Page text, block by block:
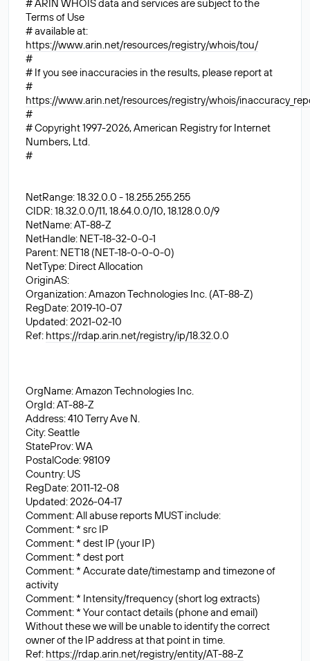
# ARIN WHOIS data and services are subject to the
Terms of Use
# available at:
https://www.arin.net/resources/registry/whois/tou/
#
# If you see inaccuracies in the results, please report at
#
https://www.arin.net/resources/registry/whois/
#
# Copyright 1997-2026, American Registry for Internet
Numbers, Ltd.
#
NetRange: 18.32.0.0 - 18.255.255.255
CIDR: 18.32.0.0/11, 18.64.0.0/10, 18.128.0.0/9
NetName: AT-88-Z
NetHandle: NET-18-32-0-0-1
Parent: NET18 (NET-18-0-0-0-0)
NetType: Direct Allocation
OriginAS:
Organization: Amazon Technologies Inc. (AT-88-Z)
RegDate: 2019-10-07
Updated: 2021-02-10
Ref: https://rdap.arin.net/registry/ip/18.32.0.0
OrgName: Amazon Technologies Inc.
OrgId: AT-88-Z
Address: 410 Terry Ave N.
City: Seattle
StateProv: WA
PostalCode: 98109
Country: US
RegDate: 2011-12-08
Updated: 2026-04-17
Comment: All abuse reports MUST include:
Comment: * src IP
Comment: * dest IP (your IP)
Comment: * dest port
Comment: * Accurate date/timestamp and timezone of
activity
Comment: * Intensity/frequency (short log extracts)
Comment: * Your contact details (phone and email)
Without these we will be unable to identify the correct
owner of the IP address at that point in time.
Ref: https://rdap.arin.net/registry/entity/AT-88-Z